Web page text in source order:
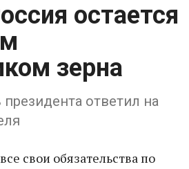
остается
зерна
ответил на
свои обязательства по